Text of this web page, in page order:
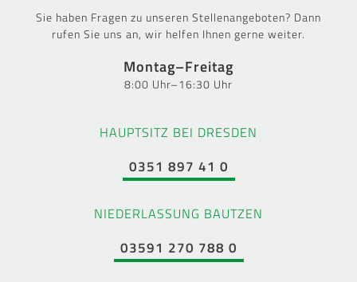
Sie haben Fragen zu unseren Stellenangeboten? Dann
rufen Sie uns an, wir helfen Ihnen gerne weiter.
Montag–Freitag
8:00 Uhr–16:30 Uhr
HAUPTSITZ BEI DRESDEN
0351 897 41 0
NIEDERLASSUNG BAUTZEN
03591 270 788 0